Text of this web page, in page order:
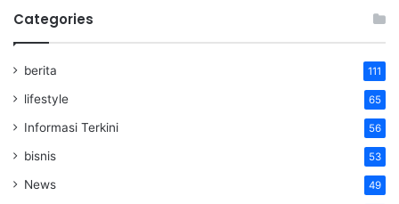
Categories
berita 111
lifestyle 65
Informasi Terkini 56
bisnis 53
News 49